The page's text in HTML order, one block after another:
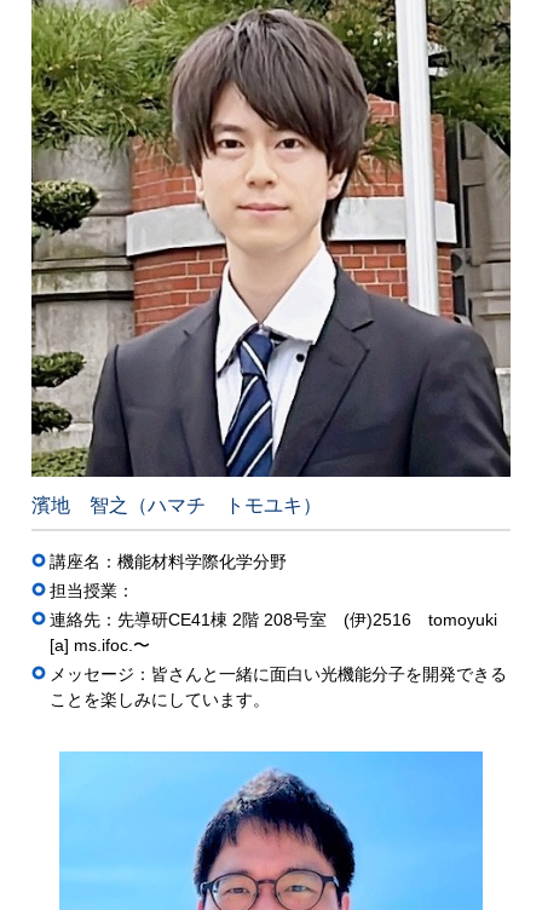
濱地 智之（ハマチ トモユキ）
講座名：機能材料学際化学分野
担当授業：
連絡先：先導研CE41棟 2階 208号室 (伊)2516 tomoyuki
[a] ms.ifoc.〜
メッセージ：皆さんと一緒に面白い光機能分子を開発できる
ことを楽しみにしています。